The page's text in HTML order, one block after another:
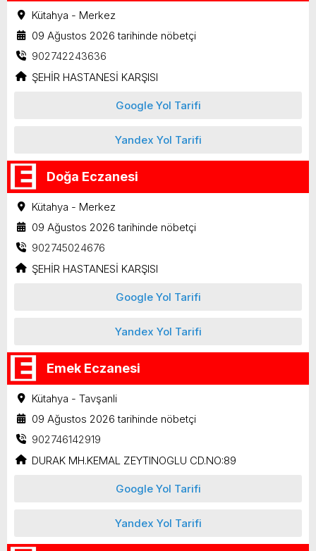
Kütahya - Merkez
09 Ağustos 2026 tarihinde nöbetçi
902742243636
ŞEHİR HASTANESİ KARŞISI
Google Yol Tarifi
Yandex Yol Tarifi
Doğa Eczanesi
Kütahya - Merkez
09 Ağustos 2026 tarihinde nöbetçi
902745024676
ŞEHİR HASTANESİ KARŞISI
Google Yol Tarifi
Yandex Yol Tarifi
Emek Eczanesi
Kütahya - Tavşanli
09 Ağustos 2026 tarihinde nöbetçi
902746142919
DURAK MH.KEMAL ZEYTINOGLU CD.NO:89
Google Yol Tarifi
Yandex Yol Tarifi